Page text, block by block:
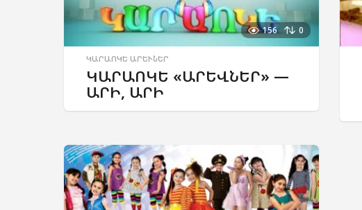
156 0
ԿԱՐԱՈԿԵ ԱՐԵՒՆԵՐ
ԿԱՐԱՈԿԵ «ԱՐԵՎՆԵՐ» —
ԱՐԻ, ԱՐԻ